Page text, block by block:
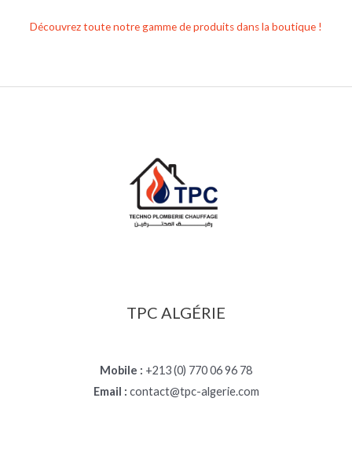
Découvrez toute notre gamme de produits dans la boutique !
TPC ALGÉRIE
Mobile : +213 (0) 770 06 96 78
Email : contact@tpc-algerie.com